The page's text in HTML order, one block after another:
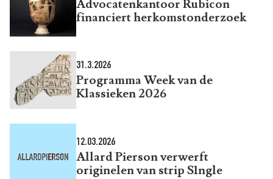
Advocatenkantoor Rubicon
financiert herkomstonderzoek
31.3.2026
Programma Week van de
Klassieken 2026
12.03.2026
Allard Pierson verwerft
originelen van strip S1ngle